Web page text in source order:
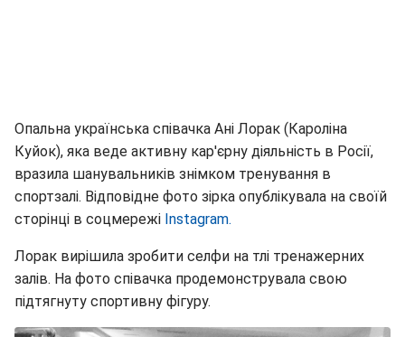
Опальна українська співачка Ані Лорак (Кароліна
Куйок), яка веде активну кар'єрну діяльність в Росії,
вразила шанувальників знімком тренування в
спортзалі. Відповідне фото зірка опублікувала на своїй
сторінці в соцмережі Instagram.
Лорак вирішила зробити селфи на тлі тренажерних
залів. На фото співачка продемонструвала свою
підтягнуту спортивну фігуру.